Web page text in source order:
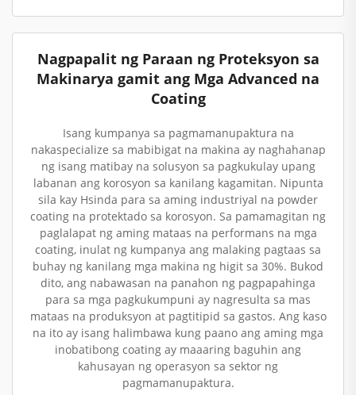
Nagpapalit ng Paraan ng Proteksyon sa
Makinarya gamit ang Mga Advanced na
Coating
Isang kumpanya sa pagmamanupaktura na
nakaspecialize sa mabibigat na makina ay naghahanap
ng isang matibay na solusyon sa pagkukulay upang
labanan ang korosyon sa kanilang kagamitan. Nipunta
sila kay Hsinda para sa aming industriyal na powder
coating na protektado sa korosyon. Sa pamamagitan ng
paglalapat ng aming mataas na performans na mga
coating, inulat ng kumpanya ang malaking pagtaas sa
buhay ng kanilang mga makina ng higit sa 30%. Bukod
dito, ang nabawasan na panahon ng pagpapahinga
para sa mga pagkukumpuni ay nagresulta sa mas
mataas na produksyon at pagtitipid sa gastos. Ang kaso
na ito ay isang halimbawa kung paano ang aming mga
inobatibong coating ay maaaring baguhin ang
kahusayan ng operasyon sa sektor ng
pagmamanupaktura.